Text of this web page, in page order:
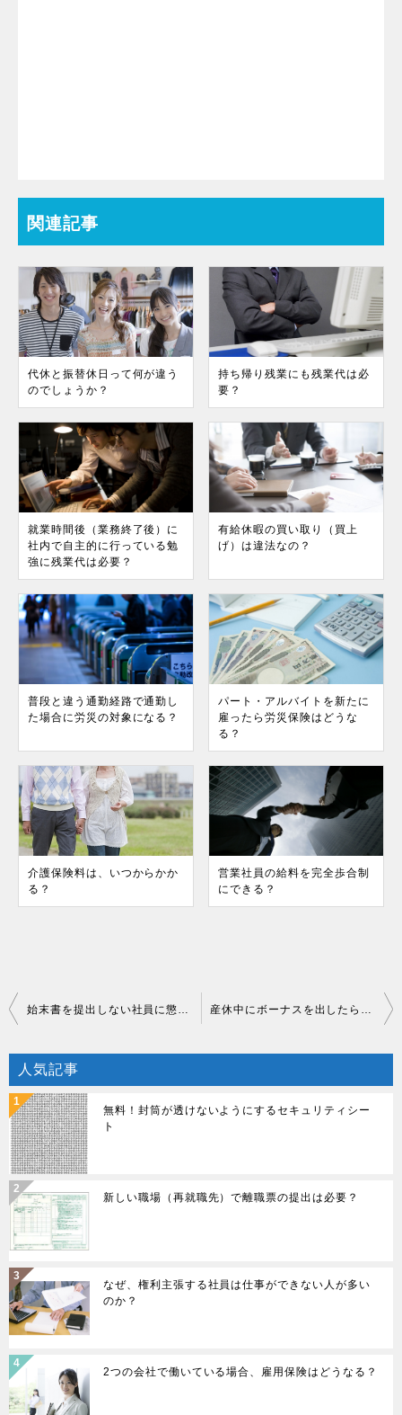
関連記事
代休と振替休日って何が違う
のでしょうか？
持ち帰り残業にも残業代は必
要？
就業時間後（業務終了後）に
社内で自主的に行っている勉
強に残業代は必要？
有給休暇の買い取り（買上
げ）は違法なの？
普段と違う通勤経路で通勤し
た場合に労災の対象になる？
パート・アルバイトを新たに
雇ったら労災保険はどうな
る？
介護保険料は、いつからかか
る？
営業社員の給料を完全歩合制
にできる？
投
ナ
ビ
ゲ
ー
シ
ョ
ン
始末書を提出しない社員に懲戒処分ができるか？ 産休中にボーナスを出したら社会保険料はかかる？
人気記事
無料！封筒が透けないようにするセキュリティシー
ト
新しい職場（再就職先）で離職票の提出は必要？
なぜ、権利主張する社員は仕事ができない人が多い
のか？
2つの会社で働いている場合、雇用保険はどうなる？